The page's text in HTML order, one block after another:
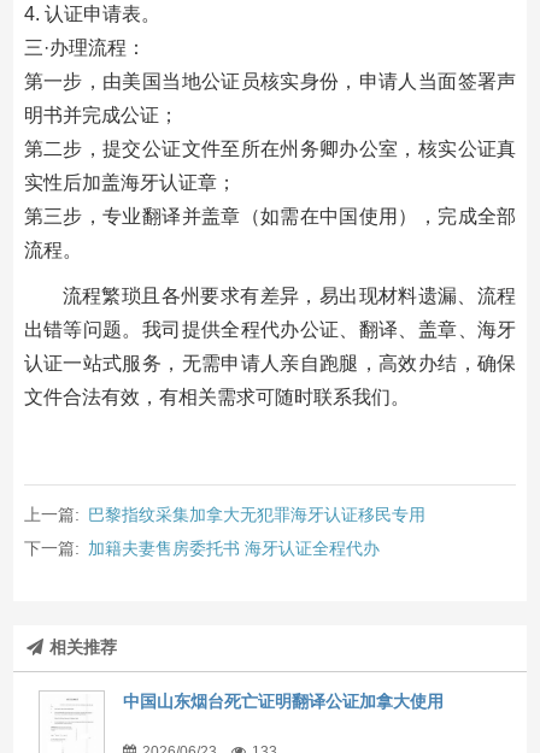
4. 认证申请表。
三·办理流程：
第一步，由美国当地公证员核实身份，申请人当面签署声
明书并完成公证；
第二步，提交公证文件至所在州务卿办公室，核实公证真
实性后加盖海牙认证章；
第三步，专业翻译并盖章（如需在中国使用），完成全部
流程。
流程繁琐且各州要求有差异，易出现材料遗漏、流程
出错等问题。我司提供全程代办公证、翻译、盖章、海牙
认证一站式服务，无需申请人亲自跑腿，高效办结，确保
文件合法有效，有相关需求可随时联系我们。
上一篇: 巴黎指纹采集加拿大无犯罪海牙认证移民专用
下一篇: 加籍夫妻售房委托书 海牙认证全程代办
相关推荐
中国山东烟台死亡证明翻译公证加拿大使用